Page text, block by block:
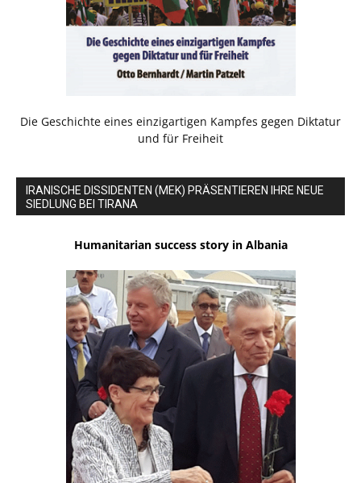
Die Geschichte eines einzigartigen Kampfes gegen Diktatur
und für Freiheit
IRANISCHE DISSIDENTEN (MEK) PRÄSENTIEREN IHRE NEUE
SIEDLUNG BEI TIRANA
Humanitarian success story in Albania